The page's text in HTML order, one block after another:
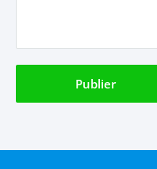
Publier